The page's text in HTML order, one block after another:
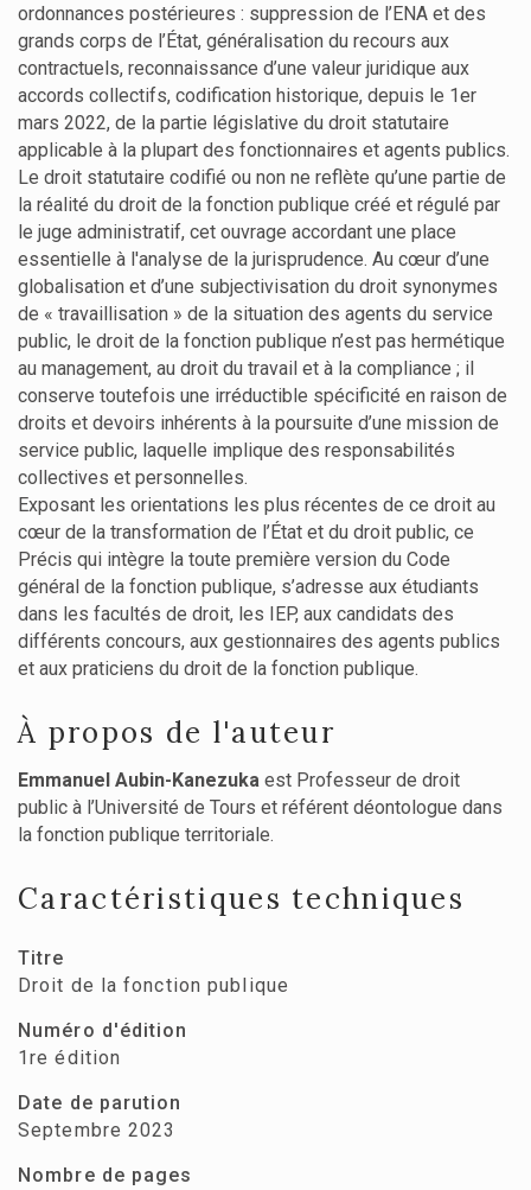
ordonnances postérieures : suppression de l’ENA et des
grands corps de l’État, généralisation du recours aux
contractuels, reconnaissance d’une valeur juridique aux
accords collectifs, codification historique, depuis le 1er
mars 2022, de la partie législative du droit statutaire
applicable à la plupart des fonctionnaires et agents publics.
Le droit statutaire codifié ou non ne reflète qu’une partie de
la réalité du droit de la fonction publique créé et régulé par
le juge administratif, cet ouvrage accordant une place
essentielle à l'analyse de la jurisprudence. Au cœur d’une
globalisation et d’une subjectivisation du droit synonymes
de « travaillisation » de la situation des agents du service
public, le droit de la fonction publique n’est pas hermétique
au management, au droit du travail et à la compliance ; il
conserve toutefois une irréductible spécificité en raison de
droits et devoirs inhérents à la poursuite d’une mission de
service public, laquelle implique des responsabilités
collectives et personnelles.
Exposant les orientations les plus récentes de ce droit au
cœur de la transformation de l’État et du droit public, ce
Précis qui intègre la toute première version du Code
général de la fonction publique, s’adresse aux étudiants
dans les facultés de droit, les IEP, aux candidats des
différents concours, aux gestionnaires des agents publics
et aux praticiens du droit de la fonction publique.
À propos de l'auteur
Emmanuel Aubin-Kanezuka est Professeur de droit
public à l’Université de Tours et référent déontologue dans
la fonction publique territoriale.
Caractéristiques techniques
Titre
Droit de la fonction publique
Numéro d'édition
1re édition
Date de parution
Septembre 2023
Nombre de pages